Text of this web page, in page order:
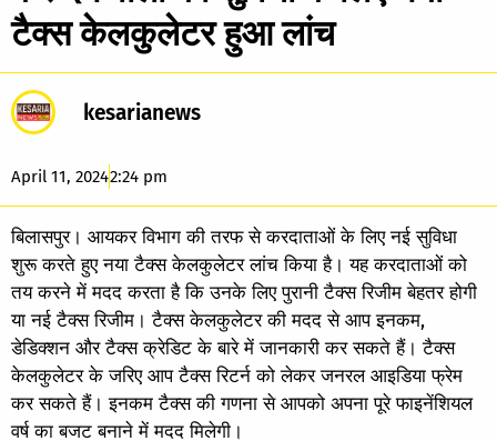
टैक्स केलकुलेटर हुआ लांच
kesarianews
April 11, 20242:24 pm
बिलासपुर। आयकर विभाग की तरफ से करदाताओं के लिए नई सुविधा
शुरू करते हुए नया टैक्स केलकुलेटर लांच किया है। यह करदाताओं को
तय करने में मदद करता है कि उनके लिए पुरानी टैक्स रिजीम बेहतर होगी
या नई टैक्स रिजीम। टैक्स केलकुलेटर की मदद से आप इनकम,
डेडिक्शन और टैक्स क्रेडिट के बारे में जानकारी कर सकते हैं। टैक्स
केलकुलेटर के जरिए आप टैक्स रिटर्न को लेकर जनरल आइडिया फ्रेम
कर सकते हैं। इनकम टैक्स की गणना से आपको अपना पूरे फाइनेंशियल
वर्ष का बजट बनाने में मदद मिलेगी।